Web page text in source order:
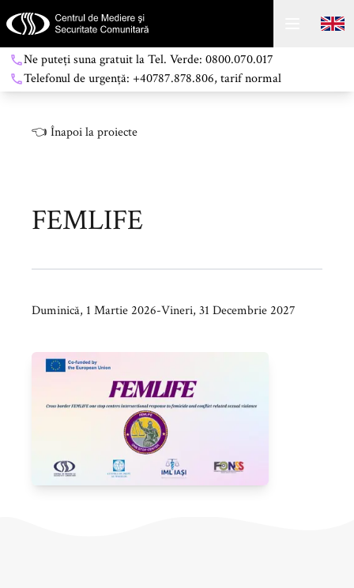
Ne puteți suna gratuit la Tel. Verde: 0800.070.017
Telefonul de urgență: +40787.878.806, tarif normal
👈 Înapoi la proiecte
FEMLIFE
Duminică, 1 Martie 2026-Vineri, 31 Decembrie 2027